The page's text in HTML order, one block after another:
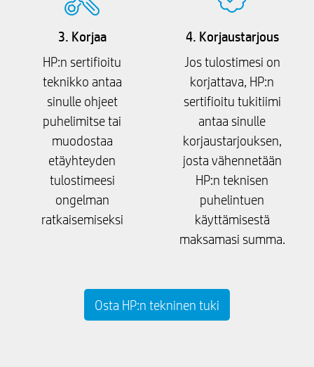
3. Korjaa
HP:n sertifioitu
teknikko antaa
sinulle ohjeet
puhelimitse tai
muodostaa
etäyhteyden
tulostimeesi
ongelman
ratkaisemiseksi
4. Korjaustarjous
Jos tulostimesi on
korjattava, HP:n
sertifioitu tukitiimi
antaa sinulle
korjaustarjouksen,
josta vähennetään
HP:n teknisen
puhelintuen
käyttämisestä
maksamasi summa.
Osta HP:n tekninen tuki